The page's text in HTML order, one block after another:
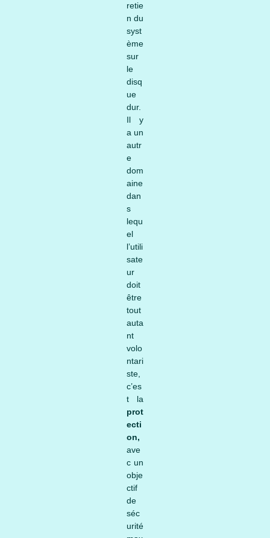
retie
n du
syst
ème
sur
le
disq
ue
dur.
Il y
a un
autr
e
dom
aine
dan
s
lequ
el
l’utili
sate
ur
doit
être
tout
auta
nt
volo
ntari
ste,
c’es
t la
prot
ecti
on,
ave
c un
obje
ctif
de
séc
urité